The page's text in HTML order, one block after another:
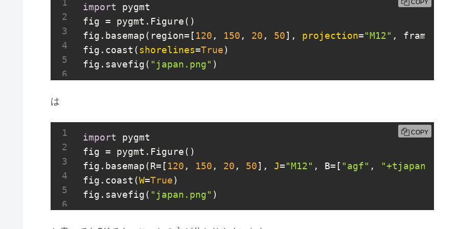
import pygmt
fig = pygmt.Figure()
fig.basemap(region=[ 120 , 150 , 20 , 50], projection="M12" , frame=[
fig.coast(shorelines=True)
fig.savefig( "japan.png" )
COPY
は
import pygmt
fig = pygmt.Figure()
fig.basemap(R=[ 120 , 150 , 20 , 50], J="M12" , B=[ "agf" , "+tjapan"
fig.coast(W=True)
fig.savefig( "japan.png" )
COPY